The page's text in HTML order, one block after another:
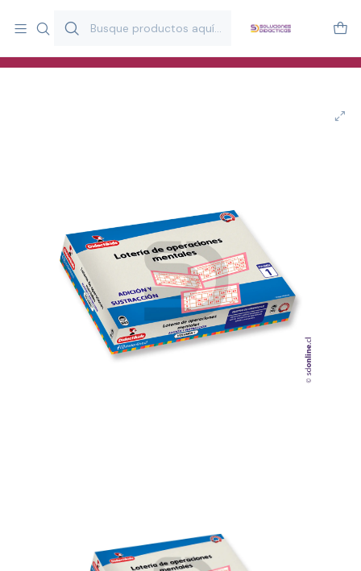
y estimulación infantil en Chile.
Especialistas en recursos educativos para aulas, terapeutas y